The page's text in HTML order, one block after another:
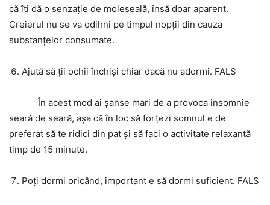
că îți dă o senzație de moleșeală, însă doar aparent.
Creierul nu se va odihni pe timpul nopții din cauza
substanțelor consumate.
Ajută să ții ochii închiși chiar dacă nu adormi. FALS
În acest mod ai șanse mari de a provoca insomnie
seară de seară, așa că în loc să forțezi somnul e de
preferat să te ridici din pat și să faci o activitate relaxantă
timp de 15 minute.
Poți dormi oricând, important e să dormi suficient. FALS